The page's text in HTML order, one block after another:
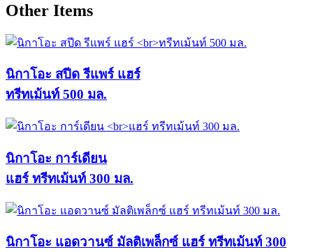
Other Items
นิกาโอะ สปีด รีแพร์ แฮร์
ทรีทเม้นท์ 500 มล.
นิกาโอะ การ์เดียน
แฮร์ ทรีทเม้นท์ 300 มล.
นิกาโอะ แอดวานซ์ มัลติเพล็กซ์ แฮร์ ทรีทเม้นท์ 300